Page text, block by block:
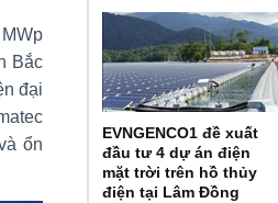
Bắc
đại
ổn
EVNGENCO1 đề xuất
đầu tư 4 dự án điện
mặt trời trên hồ thủy
điện tại Lâm Đồng